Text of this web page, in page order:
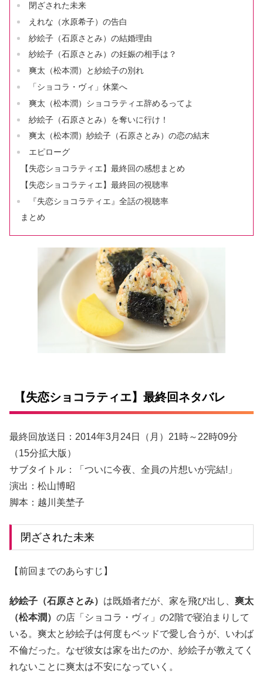
閉ざされた未来
えれな（水原希子）の告白
紗絵子（石原さとみ）の結婚理由
紗絵子（石原さとみ）の妊娠の相手は？
爽太（松本潤）と紗絵子の別れ
「ショコラ・ヴィ」休業へ
爽太（松本潤）ショコラティエ辞めるってよ
紗絵子（石原さとみ）を奪いに行け！
爽太（松本潤）紗絵子（石原さとみ）の恋の結末
エピローグ
【失恋ショコラティエ】最終回の感想まとめ
【失恋ショコラティエ】最終回の視聴率
『失恋ショコラティエ』全話の視聴率
まとめ
【失恋ショコラティエ】最終回ネタバレ
最終回放送日：2014年3月24日（月）21時～22時09分
（15分拡大版）
サブタイトル：「ついに今夜、全員の片想いが完結!」
演出：松山博昭
脚本：越川美埜子
閉ざされた未来
【前回までのあらすじ】
紗絵子（石原さとみ） は既婚者だが、家を飛び出し、 爽太
（松本潤） の店「ショコラ・ヴィ」の2階で寝泊まりして
いる。爽太と紗絵子は何度もベッドで愛し合うが、いわば
不倫だった。なぜ彼女は家を出たのか、紗絵子が教えてく
れないことに爽太は不安になっていく。